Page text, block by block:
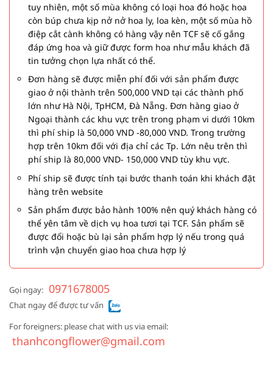
tuy nhiên, một số mùa không có loại hoa đó hoặc hoa
còn búp chưa kịp nở nở hoa ly, loa kèn, một số mùa hồ
điệp cắt cành không có hàng vậy nên TCF sẽ cố gắng
đáp ứng hoa và giữ được form hoa như mẫu khách đã
tin tưởng chọn lựa nhất có thể.
Đơn hàng sẽ được miễn phí đối với sản phẩm được
giao ở nội thành trên 500,000 VND tại các thành phố
lớn như Hà Nội, TpHCM, Đà Nẵng. Đơn hàng giao ở
Ngoại thành các khu vực trên trong phạm vi dưới 10km
thì phí ship là 50,000 VND -80,000 VND. Trong trường
hợp trên 10km đối với địa chỉ các Tp. Lớn nêu trên thì
phí ship là 80,000 VND- 150,000 VND tùy khu vực.
Phí ship sẽ được tính tại bước thanh toán khi khách đặt
hàng trên website
Sản phẩm được bảo hành 100% nên quý khách hàng có
thể yên tâm về dịch vụ hoa tươi tại TCF. Sản phẩm sẽ
được đổi hoặc bù lại sản phẩm hợp lý nếu trong quá
trình vận chuyển giao hoa chưa hợp lý
Gọi ngay: 0971678005
Chat ngay để được tư vấn
For foreigners: please chat with us via email:
thanhcongflower@gmail.com